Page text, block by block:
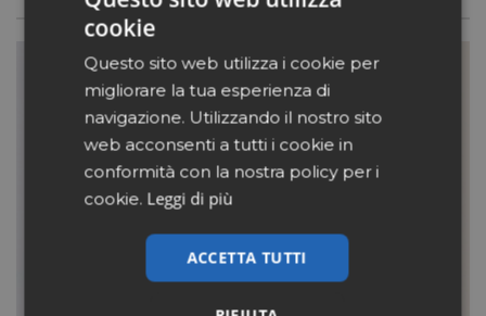
cookie
Questo sito web utilizza i cookie per
migliorare la tua esperienza di
navigazione. Utilizzando il nostro sito
web acconsenti a tutti i cookie in
conformità con la nostra policy per i
cookie. Leggi di più
ACCETTA TUTTI